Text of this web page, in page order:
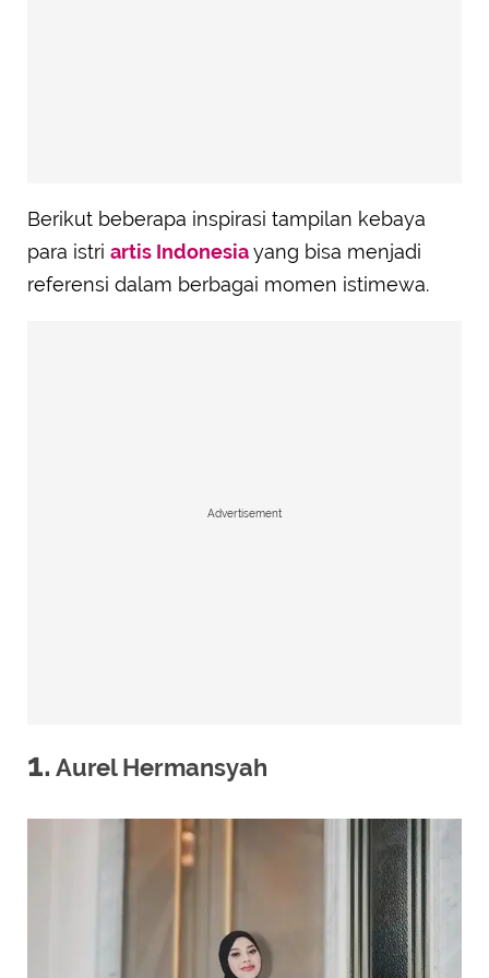
Berikut beberapa inspirasi tampilan kebaya
para istri artis Indonesiayang bisa menjadi
referensi dalam berbagai momen istimewa.
Advertisement
1. Aurel Hermansyah